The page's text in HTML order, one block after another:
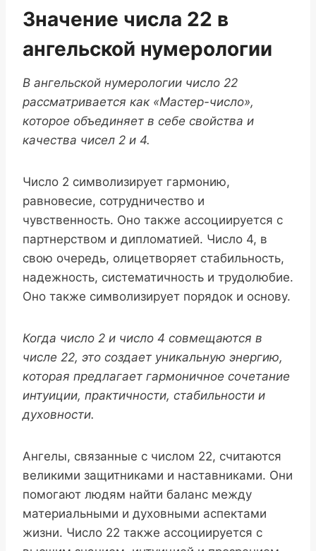
Значение числа 22 в
ангельской нумерологии
В ангельской нумерологии число 22
рассматривается как «Мастер-число»,
которое объединяет в себе свойства и
качества чисел 2 и 4.
Число 2 символизирует гармонию,
равновесие, сотрудничество и
чувственность. Оно также ассоциируется с
партнерством и дипломатией. Число 4, в
свою очередь, олицетворяет стабильность,
надежность, систематичность и трудолюбие.
Оно также символизирует порядок и основу.
Когда число 2 и число 4 совмещаются в
числе 22, это создает уникальную энергию,
которая предлагает гармоничное сочетание
интуиции, практичности, стабильности и
духовности.
Ангелы, связанные с числом 22, считаются
великими защитниками и наставниками. Они
помогают людям найти баланс между
материальными и духовными аспектами
жизни. Число 22 также ассоциируется с